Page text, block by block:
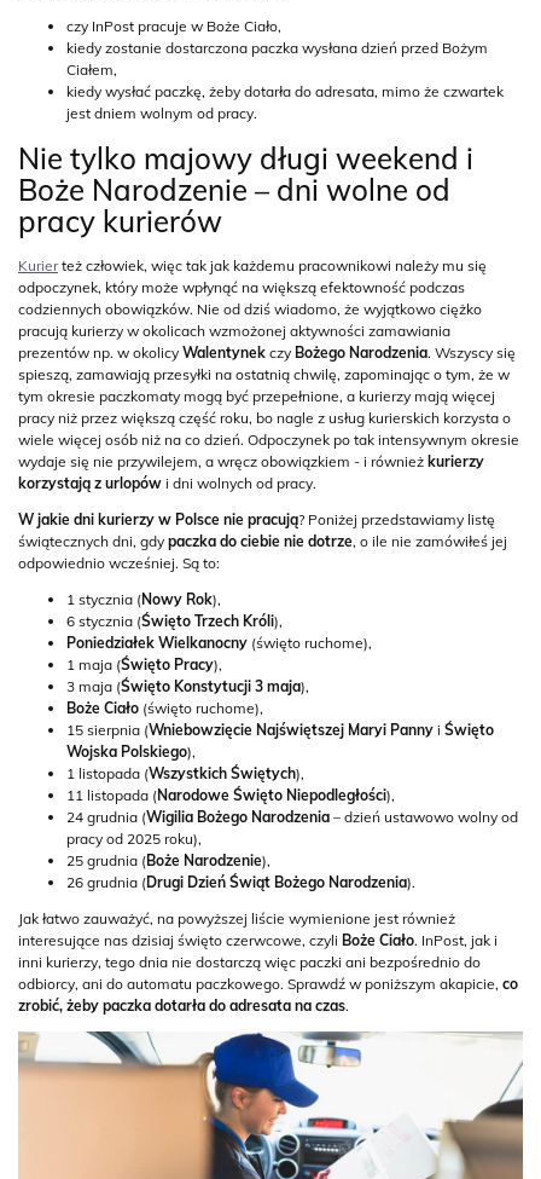
czy InPost pracuje w Boże Ciało,
kiedy zostanie dostarczona paczka wysłana dzień przed Bożym
Ciałem,
kiedy wysłać paczkę, żeby dotarła do adresata, mimo że czwartek
jest dniem wolnym od pracy.
Nie tylko majowy długi weekend i
Boże Narodzenie – dni wolne od
pracy kurierów
Kurierteż człowiek, więc tak jak każdemu pracownikowi należy mu się
odpoczynek, który może wpłynąć na większą efektowność podczas
codziennych obowiązków. Nie od dziś wiadomo, że wyjątkowo ciężko
pracują kurierzy w okolicach wzmożonej aktywności zamawiania
prezentów np. w okolicy Walentynek czy Bożego Narodzenia. Wszyscy się
spieszą, zamawiają przesyłki na ostatnią chwilę, zapominając o tym, że w
tym okresie paczkomaty mogą być przepełnione, a kurierzy mają więcej
pracy niż przez większą część roku, bo nagle z usług kurierskich korzysta o
wiele więcej osób niż na co dzień. Odpoczynek po tak intensywnym okresie
wydaje się nie przywilejem, a wręcz obowiązkiem - i również kurierzy
korzystają z urlopów i dni wolnych od pracy.
W jakie dni kurierzy w Polsce nie pracują? Poniżej przedstawiamy listę
świątecznych dni, gdy paczka do ciebie nie dotrze, o ile nie zamówiłeś jej
odpowiednio wcześniej. Są to:
1 stycznia (Nowy Rok),
6 stycznia (Święto Trzech Króli),
Poniedziałek Wielkanocny (święto ruchome),
1 maja (Święto Pracy),
3 maja (Święto Konstytucji 3 maja),
Boże Ciało (święto ruchome),
15 sierpnia (Wniebowzięcie Najświętszej Maryi Panny i Święto
Wojska Polskiego),
1 listopada (Wszystkich Świętych),
11 listopada (Narodowe Święto Niepodległości),
24 grudnia (Wigilia Bożego Narodzenia – dzień ustawowo wolny od
pracy od 2025 roku),
25 grudnia (Boże Narodzenie),
26 grudnia (Drugi Dzień Świąt Bożego Narodzenia).
Jak łatwo zauważyć, na powyższej liście wymienione jest również
interesujące nas dzisiaj święto czerwcowe, czyli Boże Ciało. InPost, jak i
inni kurierzy, tego dnia nie dostarczą więc paczki ani bezpośrednio do
odbiorcy, ani do automatu paczkowego. Sprawdź w poniższym akapicie, co
zrobić, żeby paczka dotarła do adresata na czas.